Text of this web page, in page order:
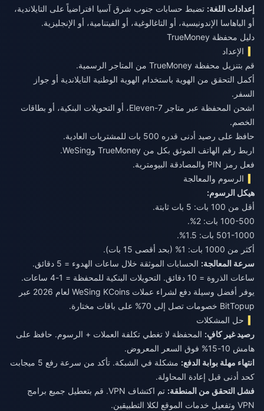
إعدادات اللغة: تضبط حسابات جنوب شرق آسيا افتراضياً على التايلاندية،
أو الباهاسا الإندونيسية، أو التاغالوغية، أو الفيتنامية، أو الإنجليزية.
دليل محفظة TrueMoney
الإعداد
قم بتنزيل محفظة TrueMoney من المتاجر الرسمية.
أكمل التحقق من الهوية باستخدام الهوية الوطنية التايلاندية أو جواز
السفر.
اشحن المحفظة عبر متاجر 7-Eleven، أو التحويلات البنكية، أو بطاقات
الخصم.
حافظ على رصيد أدنى قدره 500 بات للمشتريات العادية.
اربط رقم الهاتف الموثق بكل من TrueMoney وWeSing.
فعل رمز PIN والمصادقة البيومترية.
الرسوم والمعالجة
هيكل الرسوم:
أقل من 100 بات: 5 بات ثابتة.
100-500 بات: 2%.
501-1000 بات: 1.5%.
أكثر من 1000 بات: 1% (بحد أقصى 15 بات).
سرعة المعالجة:
الحسابات الموثقة خلال ساعات الهدوء = 5 دقائق.
ساعات الذروة = 10 دقائق. التحويلات البنكية للمحفظة = 1-4 ساعات.
يوفر أفضل وسيلة دفع لشراء عملات WeSing KCoins لعام 2026
عبر
BitTopup خصومات تصل إلى 70% على باقات مختارة.
حل المشكلات
رصيد غير كافٍ: المحفظة لا تغطي تكلفة العملات + الرسوم. حافظ على
هامش 10-15% فوق السعر المعروض.
انتهاء مهلة بوابة الدفع:
مشكلة في الشبكة. تأكد من سرعة رفع 5 ميجابت
كحد أدنى قبل إعادة المحاولة.
فشل التحقق من المنطقة:
تم اكتشاف VPN. قم بتعطيل جميع برامج
VPN وتفعيل خدمات الموقع لكلا التطبيقين.